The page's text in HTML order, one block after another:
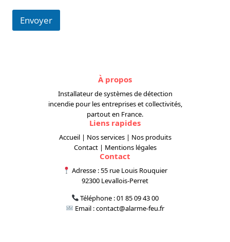
l
o
Envoyer
À propos
Installateur de systèmes de détection
incendie pour les entreprises et collectivités,
partout en France.
Liens rapides
Accueil| Nos services| Nos produits
Contact| Mentions légales
Contact
Adresse : 55 rue Louis Rouquier
92300 Levallois-Perret
Téléphone :01 85 09 43 00
Email :contact@alarme-feu.fr